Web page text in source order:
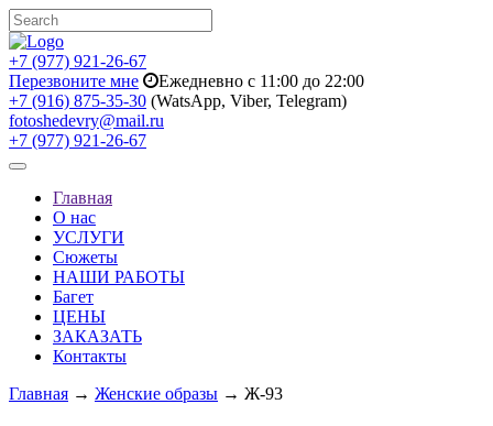
+7 (977) 921-26-67
Перезвоните мне
Ежедневно с 11:00 до 22:00
+7 (916) 875-35-30 (WatsApp, Viber, Telegram)
fotoshedevry@mail.ru
+7 (977) 921-26-67
Toggle
navigationГлавная
О нас
УСЛУГИ
Сюжеты
НАШИ РАБОТЫ
Багет
ЦЕНЫ
ЗАКАЗАТЬ
Контакты
Главная → Женские образы → Ж-93